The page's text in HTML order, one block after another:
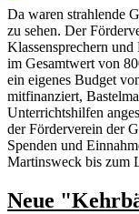
Da waren strahlende
zu sehen. Der
Klassensprechern
im Gesamtwert von
ein eigenes Budget
mitfinanziert,
Unterrichtshilfen
der Förderverein der
Spenden und
Martinsweck bis zum
Neue